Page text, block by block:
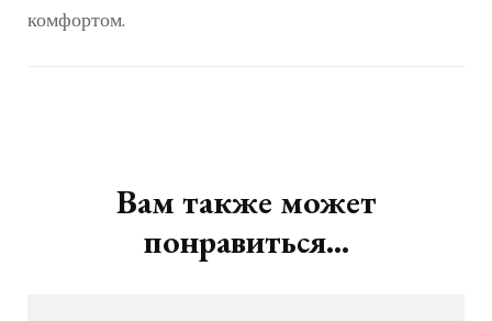
комфортом.
записямВам также может
понравиться...